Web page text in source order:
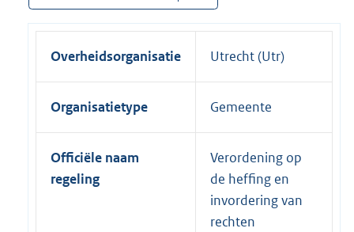
Overheidsorganisatie Utrecht (Utr)
Organisatietype Gemeente
Officiële naam
regeling
Verordening op
de heffing en
invordering van
rechten